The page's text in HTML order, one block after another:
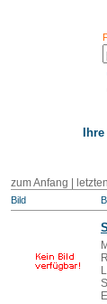
zum Anfang
Bild